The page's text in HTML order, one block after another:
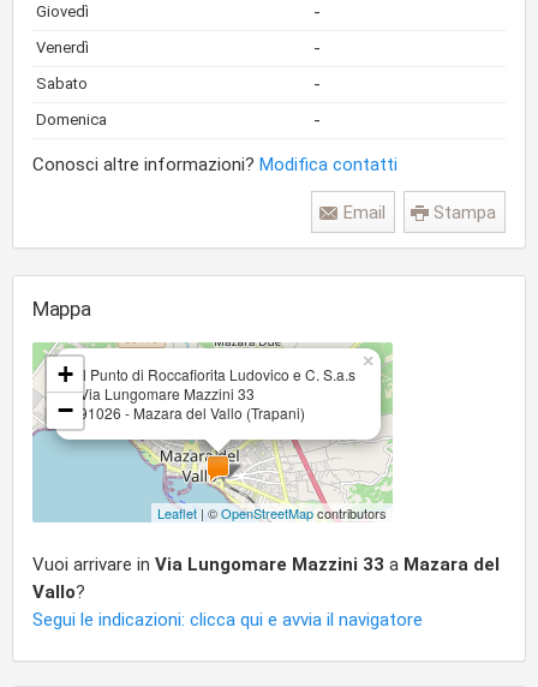
Giovedì -
Venerdì -
Sabato -
Domenica -
Conosci altre informazioni? Modifica contatti
Stampa
Email
Mappa
Il Punto di Roccafiorita Ludovico e C. S.a.s
Via Lungomare Mazzini 33
91026 - Mazara del Vallo (Trapani)
×
+
−
Leaflet| ©OpenStreetMapcontributors
Vuoi arrivare in Via Lungomare Mazzini 33 a Mazara del
Vallo?
Segui le indicazioni: clicca qui e avvia il navigatore